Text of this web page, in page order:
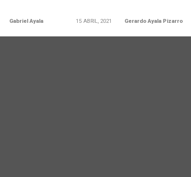
Gabriel Ayala 15 ABRIL, 2021 Gerardo Ayala Pizarro